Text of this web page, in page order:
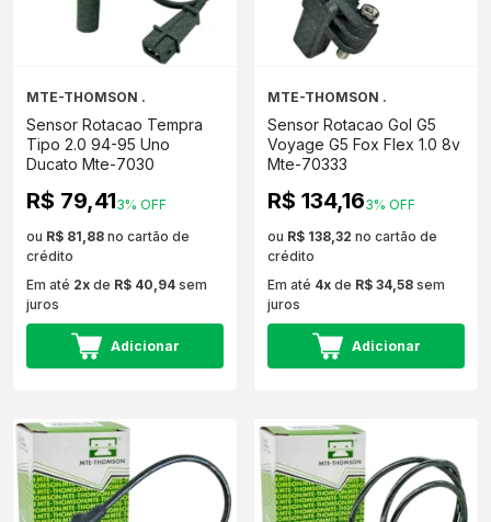
MTE-THOMSON .
Sensor Rotacao Tempra
Tipo 2.0 94-95 Uno
Ducato Mte-7030
R$ 79,413% OFF
ou R$ 81,88 no cartão de
crédito
Em até 2x de R$ 40,94 sem
juros
Adicionar
MTE-THOMSON .
Sensor Rotacao Gol G5
Voyage G5 Fox Flex 1.0 8v
Mte-70333
R$ 134,163% OFF
ou R$ 138,32 no cartão de
crédito
Em até 4x de R$ 34,58 sem
juros
Adicionar